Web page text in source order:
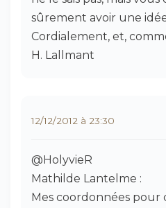
sûrement avoir une
Cordialement, et,
H. Lallmant
12/12/2012 à 23:30
@HolyvieR
Mathilde Lantelme :
Mes coordonnées